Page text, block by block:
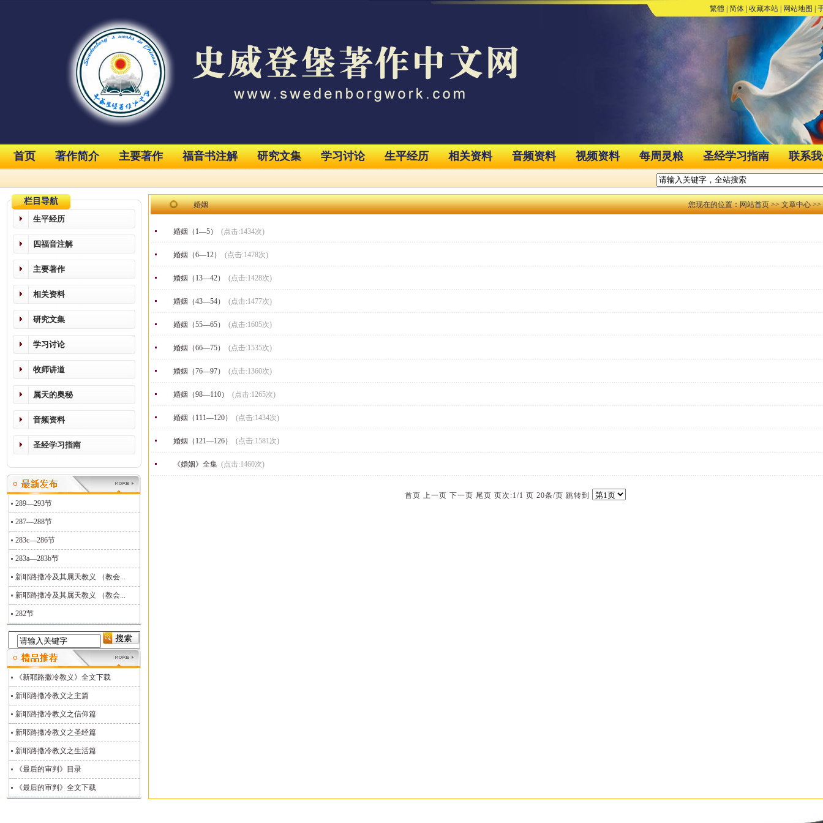
繁體 简体 收藏本站 网站地图
首页 著作简介 主要著作 福音书注解 研究文集 学习讨论 生平经历 相关资料 音频资料 视频资料 每周灵粮 圣经学习指南 联系
栏目导航
生平经历
四福音注解
主要著作
相关资料
研究文集
学习讨论
牧师讲道
属天的奥秘
音频资料
圣经学习指南
289—293节
287—288节
283c—286节
283a—283b节
新耶路撒冷及其属天教义 （教会...
新耶路撒冷及其属天教义 （教会...
282节
《新耶路撒冷教义》全文下载
新耶路撒冷教义之主篇
新耶路撒冷教义之信仰篇
新耶路撒冷教义之圣经篇
新耶路撒冷教义之生活篇
《最后的审判》目录
《最后的审判》全文下载
婚姻 您现在的位置：网站首页>>文章中心>>
婚姻（1—5） (点击:1434次)
婚姻（6—12） (点击:1478次)
婚姻（13—42） (点击:1428次)
婚姻（43—54） (点击:1477次)
婚姻（55—65） (点击:1605次)
婚姻（66—75） (点击:1535次)
婚姻（76—97） (点击:1360次)
婚姻（98—110） (点击:1265次)
婚姻（111—120） (点击:1434次)
婚姻（121—126） (点击:1581次)
《婚姻》全集 (点击:1460次)
首页 上一页 下一页 尾页 页次:1/1 页 20条/页 跳转到